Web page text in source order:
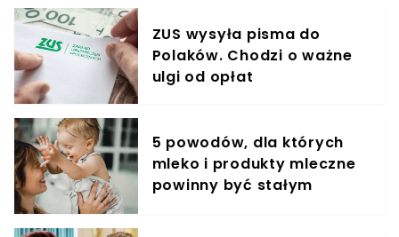
ZUS wysyła pisma do
Polaków. Chodzi o ważne
ulgi od opłat
5 powodów, dla których
mleko i produkty mleczne
powinny być stałym